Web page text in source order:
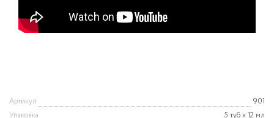
Артикул
901
Упаковка
5 туб х 12 мл